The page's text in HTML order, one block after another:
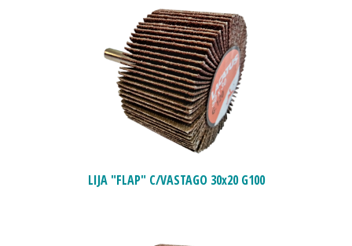
LIJA "FLAP" C/VASTAGO 30x20 G100